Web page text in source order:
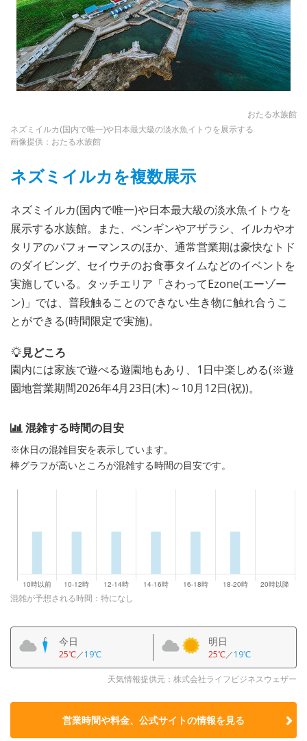
おたる水族館
ネズミイルカ(国内で唯一)や日本最大級の淡水魚イトウを展示する
画像提供：おたる水族館
ネズミイルカを複数展示
ネズミイルカ(国内で唯一)や日本最大級の淡水魚イトウを
展示する水族館。また、ペンギンやアザラシ、イルカやオ
タリアのパフォーマンスのほか、通常営業期は豪快なトド
のダイビング、セイウチのお食事タイムなどのイベントを
実施している。タッチエリア「さわってEzone(エーゾー
ン)」では、普段触ることのできない生き物に触れ合うこ
とができる(時間限定で実施)。
見どころ
園内には家族で遊べる遊園地もあり、1日中楽しめる(※遊
園地営業期間2026年4月23日(木)～10月12日(祝))。
混雑する時間の目安
※休日の混雑目安を表示しています。
棒グラフが高いところが混雑する時間の目安です。
混雑が予想される時間：特になし
今日
25℃／19℃
明日
25℃／19℃
天気情報提供元：株式会社ライフビジネスウェザー
営業時間や料金、公式サイトの情報を見る